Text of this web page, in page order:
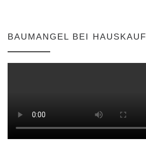
BAUMANGEL BEI HAUSKAUF